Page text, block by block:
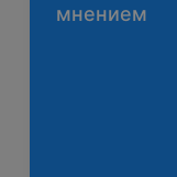
мнением